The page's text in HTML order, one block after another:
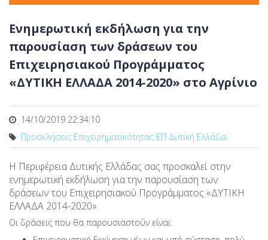
Ενημερωτική εκδήλωση για την
παρουσίαση των δράσεων του
Επιχειρησιακού Προγράμματος
«ΔΥΤΙΚΗ ΕΛΛΑΔΑ 2014-2020» στο Αγρίνιο
14/10/2019 22:34:10
Προσκλήσεις Επιχειρηματικότητας ΕΠ Δυτική Ελλάδα
Η Περιφέρεια Δυτικής Ελλάδας σας προσκαλεί στην
ενημερωτική εκδήλωση για την παρουσίαση των
δράσεων του Επιχειρησιακού Προγράμματος «ΔΥΤΙΚΗ
ΕΛΛΑΔΑ 2014-2020».
Οι δράσεις που θα παρουσιαστούν είναι: